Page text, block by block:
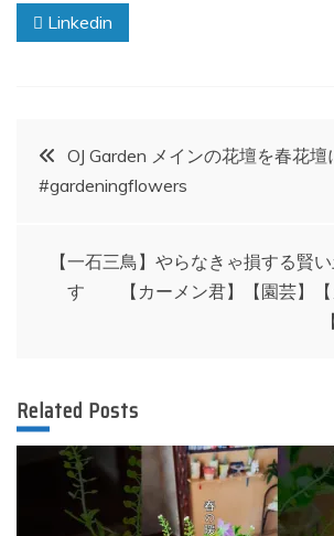
Linkedin
投
稿
ゲ
ー
OJ Garden メインの花壇を春花
#gardeningflowers
【一石三鳥】やらなきゃ損する賢
す 【カーメン君】【園芸】【
Related Posts